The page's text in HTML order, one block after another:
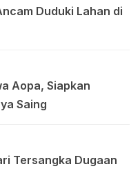
Duduki Lahan di
Aopa, Siapkan
Saing
Tersangka Dugaan